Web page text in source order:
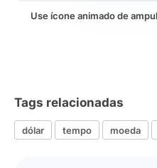
Use ícone animado de
Tags relacionadas
dólar tempo moeda